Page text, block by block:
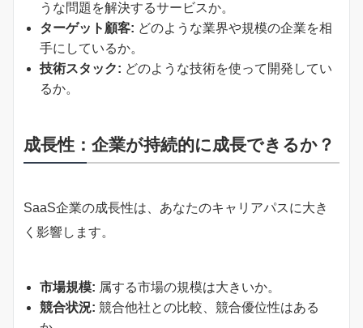
うな問題を解決するサービスか。
ターゲット顧客: どのような業界や規模の企業を相
手にしているか。
技術スタック: どのような技術を使って開発してい
るか。
成長性：企業が持続的に成長できるか？
SaaS企業の成長性は、あなたのキャリアパスに大き
く影響します。
市場規模: 属する市場の規模は大きいか。
競合状況: 競合他社との比較、競合優位性はある